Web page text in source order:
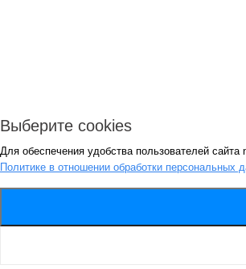
Выберите cookies
Для обеспечения удобства пользователей
Политике в отношении обработки